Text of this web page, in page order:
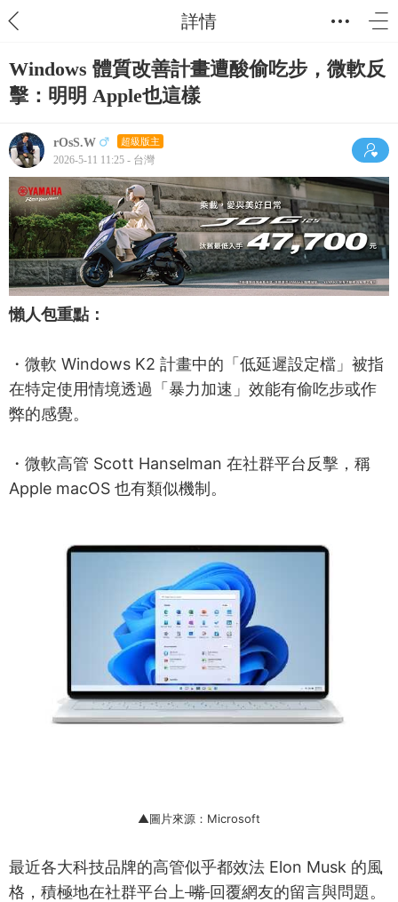
詳情
Windows 體質改善計畫遭酸偷吃步，微軟反
擊：明明 Apple也這樣
rOsS.W 超級版主
2026-5-11 11:25 - 台灣
懶人包重點：
・微軟 Windows K2 計畫中的「低延遲設定檔」被指
在特定使用情境透過「暴力加速」效能有偷吃步或作
弊的感覺。
・微軟高管 Scott Hanselman 在社群平台反擊，稱
Apple macOS 也有類似機制。
▲圖片來源：Microsoft
最近各大科技品牌的高管似乎都效法 Elon Musk 的風
格，積極地在社群平台上嘴回覆網友的留言與問題。